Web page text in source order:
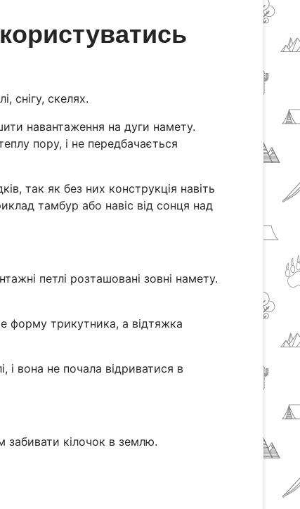
снігу, скелях.
навантаження на дуги намету.
пору, і не передбачається
так як без них конструкція навіть
тамбур або навіс від сонця над
петлі розташовані зовні намету.
форму трикутника, а відтяжка
і вона не почала відриватися в
забивати кілочок в землю.